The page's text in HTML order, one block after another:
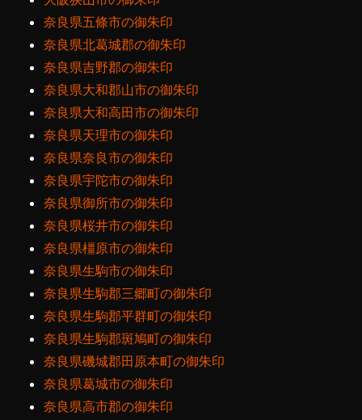
奈良県五條市の御朱印
奈良県北葛城郡の御朱印
奈良県吉野郡の御朱印
奈良県大和郡山市の御朱印
奈良県大和高田市の御朱印
奈良県天理市の御朱印
奈良県奈良市の御朱印
奈良県宇陀市の御朱印
奈良県御所市の御朱印
奈良県桜井市の御朱印
奈良県橿原市の御朱印
奈良県生駒市の御朱印
奈良県生駒郡三郷町の御朱印
奈良県生駒郡平群町の御朱印
奈良県生駒郡斑鳩町の御朱印
奈良県磯城郡田原本町の御朱印
奈良県葛城市の御朱印
奈良県高市郡の御朱印